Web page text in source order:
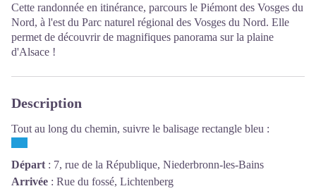
Cette randonnée en itinérance, parcours le Piémont des Vosges du
Nord, à l'est du Parc naturel régional des Vosges du Nord. Elle
permet de découvrir de magnifiques panorama sur la plaine
d'Alsace !
Description
Tout au long du chemin, suivre le balisage rectangle bleu :
Départ : 7, rue de la République, Niederbronn-les-Bains
Arrivée : Rue du fossé, Lichtenberg